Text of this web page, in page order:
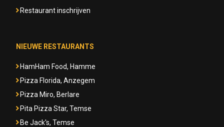
Restaurant inschrijven
NIEUWE RESTAURANTS
HamHam Food, Hamme
Pizza Florida, Anzegem
Pizza Miro, Berlare
Pita Pizza Star, Temse
Be Jack's, Temse